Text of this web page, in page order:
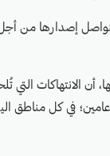
إصدارها من أجل
الانتهاكات التي
في كل مناطق